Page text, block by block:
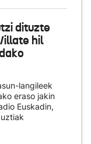
dituzte
hil
langileek
eraso jakin
Euskadin,